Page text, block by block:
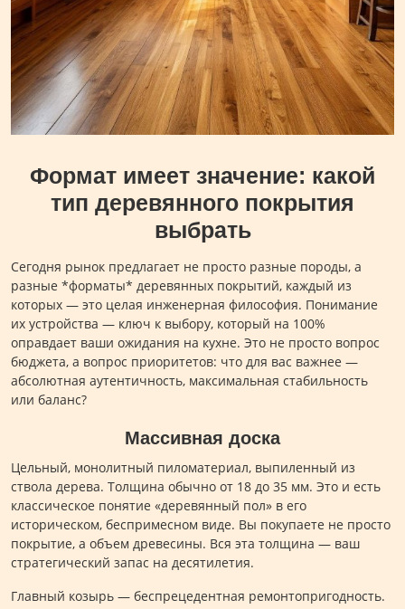
Формат имеет значение: какой
тип деревянного покрытия
выбрать
Сегодня рынок предлагает не просто разные породы, а
разные *форматы* деревянных покрытий, каждый из
которых — это целая инженерная философия. Понимание
их устройства — ключ к выбору, который на 100%
оправдает ваши ожидания на кухне. Это не просто вопрос
бюджета, а вопрос приоритетов: что для вас важнее —
абсолютная аутентичность, максимальная стабильность
или баланс?
Массивная доска
Цельный, монолитный пиломатериал, выпиленный из
ствола дерева. Толщина обычно от 18 до 35 мм. Это и есть
классическое понятие «деревянный пол» в его
историческом, беспримесном виде. Вы покупаете не просто
покрытие, а объем древесины. Вся эта толщина — ваш
стратегический запас на десятилетия.
Главный козырь — беспрецедентная ремонтопригодность.